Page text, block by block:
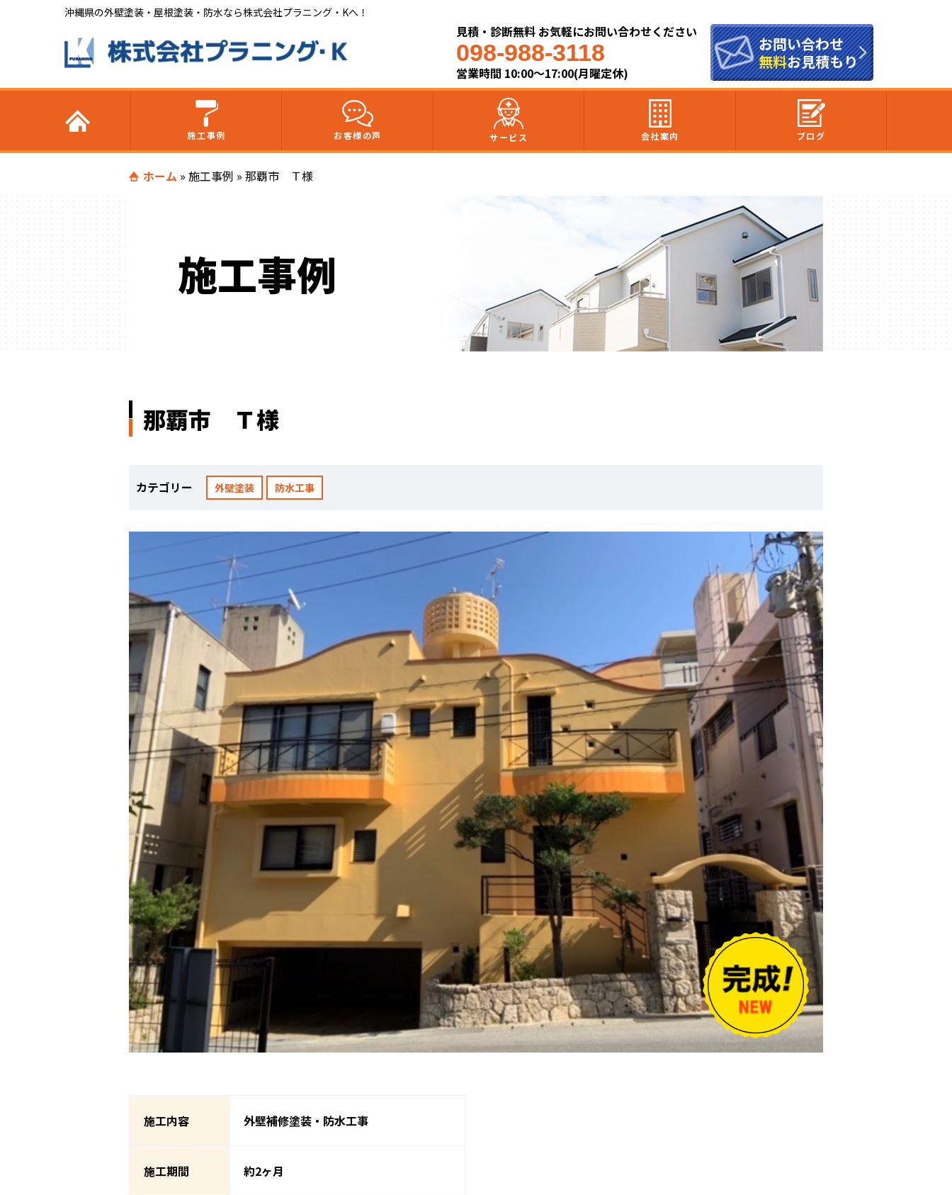
沖縄県の外壁塗装・屋根塗装・防水なら株式会社プラニング・Kへ！
見積・診断無料 お気軽にお問い合わせください
098-988-3118
営業時間 10:00～17:00(月曜定休)
お問い合わせ
無料お見積もり
施工事例 お客様の声 サービス 会社案内 ブログ
ホーム » 施工事例 » 那覇市 Ｔ様
施工事例
那覇市 Ｔ様
カテゴリー 外壁塗装 防水工事
施工内容 外壁補修塗装・防水工事
施工期間 約2ヶ月